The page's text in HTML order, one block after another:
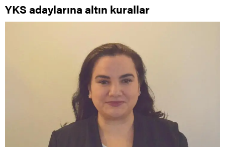
YKS adaylarına altın kurallar